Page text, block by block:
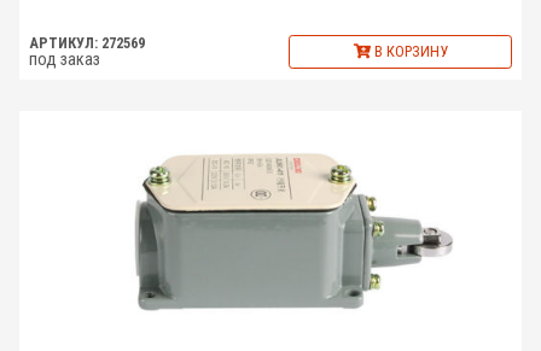
АРТИКУЛ: 272569
под заказ В КОРЗИНУ